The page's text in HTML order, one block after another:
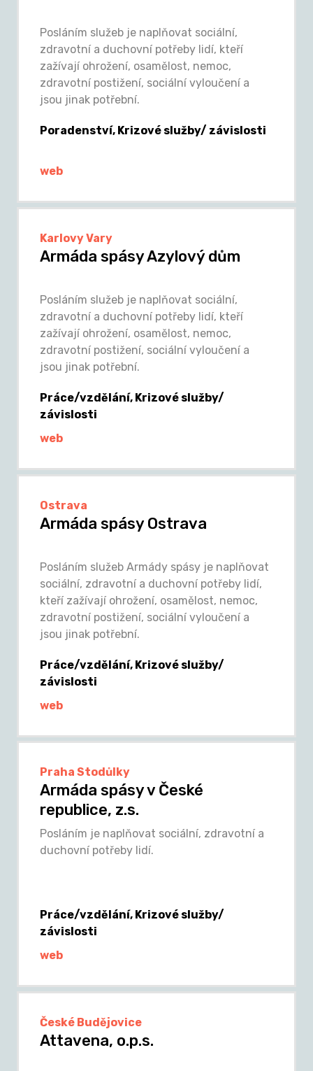
Posláním služeb je naplňovat sociální,
zdravotní a duchovní potřeby lidí, kteří
zažívají ohrožení, osamělost, nemoc,
zdravotní postižení, sociální vyloučení a
jsou jinak potřební.
Poradenství, Krizové služby/ závislosti
web
Karlovy Vary
Armáda spásy Azylový dům
Posláním služeb je naplňovat sociální,
zdravotní a duchovní potřeby lidí, kteří
zažívají ohrožení, osamělost, nemoc,
zdravotní postižení, sociální vyloučení a
jsou jinak potřební.
Práce/vzdělání, Krizové služby/
závislosti
web
Ostrava
Armáda spásy Ostrava
Posláním služeb Armády spásy je naplňovat
sociální, zdravotní a duchovní potřeby lidí,
kteří zažívají ohrožení, osamělost, nemoc,
zdravotní postižení, sociální vyloučení a
jsou jinak potřební.
Práce/vzdělání, Krizové služby/
závislosti
web
Praha Stodůlky
Armáda spásy v České
republice, z.s.
Posláním je naplňovat sociální, zdravotní a
duchovní potřeby lidí.
Práce/vzdělání, Krizové služby/
závislosti
web
České Budějovice
Attavena, o.p.s.